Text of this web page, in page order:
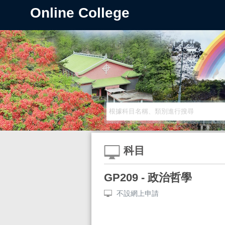
Online College
科目
GP209 - 政治哲學
不設網上申請